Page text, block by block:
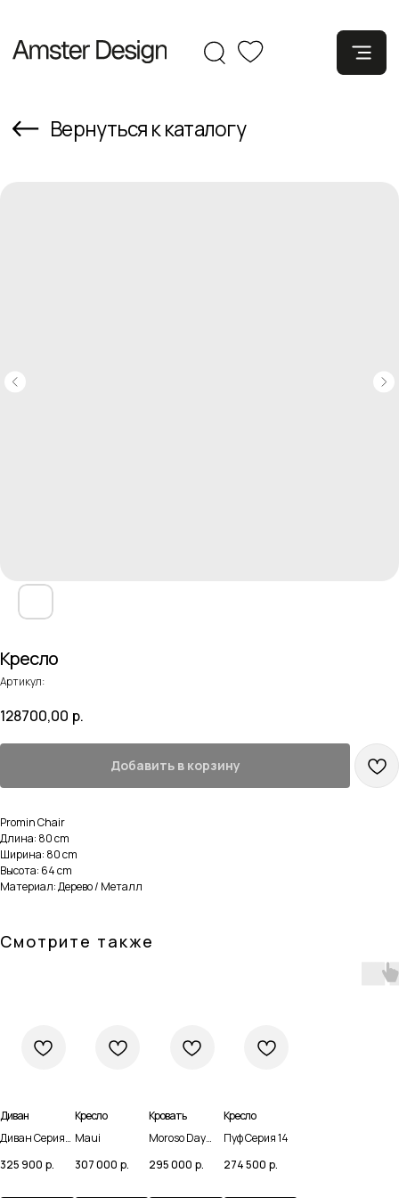
Кресло
Артикул:
128700,00 р.
Добавить в корзину
Promin Chair
Длина: 80 cm
Ширина: 80 cm
Высота: 64 cm
Материал: Дерево / Металл
Смотрите также
Диван
Диван Серия
325 900 р.
Кресло
Maui
307 000 р.
Кровать
Moroso Day
295 000 р.
Кресло
Пуф Серия 14
274 500 р.
Навигация
Домашняя
Каталог